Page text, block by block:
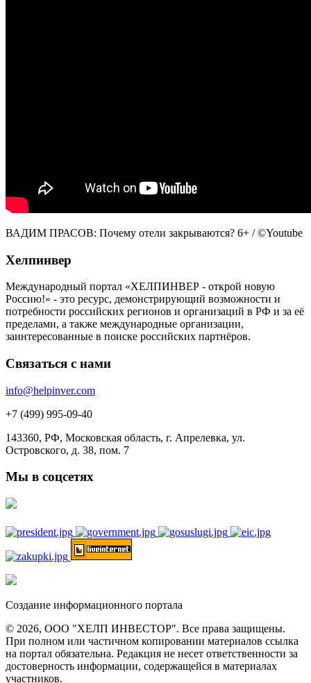
ВАДИМ ПРАСОВ: Почему отели закрываются? 6+ / ©Youtube
Хелпинвер
Международный портал «ХЕЛПИНВЕР - открой новую
Россию!» - это ресурс, демонстрирующий возможности и
потребности российских регионов и организаций в РФ и за её
пределами, а также международные организации,
заинтересованные в поиске российских партнёров.
Связаться с нами
info@helpinver.com
+7 (499) 995-09-40
143360, РФ, Московская область, г. Апрелевка, ул.
Островского, д. 38, пом. 7
Мы в соцсетях
Создание информационного портала
© 2026, ООО "ХЕЛП ИНВЕСТОР". Все права защищены.
При полном или частичном копировании материалов ссылка
на портал обязательна. Редакция не несет ответственности за
достоверность информации, содержащейся в материалах
участников.